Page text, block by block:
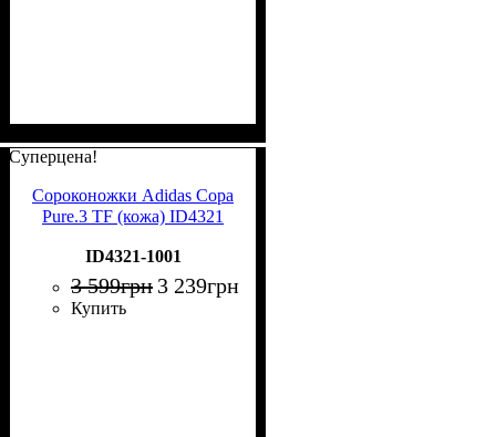
Суперцена!
Сороконожки Adidas Copa
Pure.3 TF (кожа) ID4321
ID4321-1001
3 599грн 3 239грн
Купить